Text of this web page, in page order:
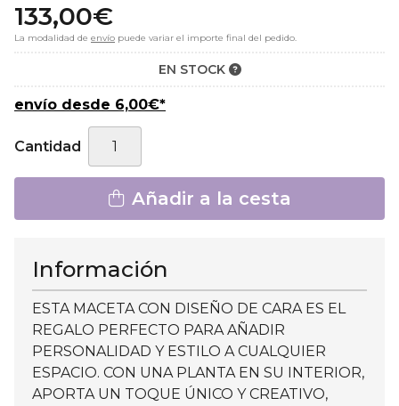
133,00€
La modalidad de envío puede variar el importe final del pedido.
EN STOCK
envío desde 6,00€*
Cantidad
Añadir a la cesta
Información
ESTA MACETA CON DISEÑO DE CARA ES EL
REGALO PERFECTO PARA AÑADIR
PERSONALIDAD Y ESTILO A CUALQUIER
ESPACIO. CON UNA PLANTA EN SU INTERIOR,
APORTA UN TOQUE ÚNICO Y CREATIVO,